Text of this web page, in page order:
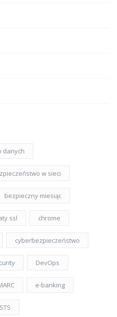
danych
w sieci
bezpieczny miesiąc
ssl chrome
cyberbezpieczeństwo
DevOps
e-banking